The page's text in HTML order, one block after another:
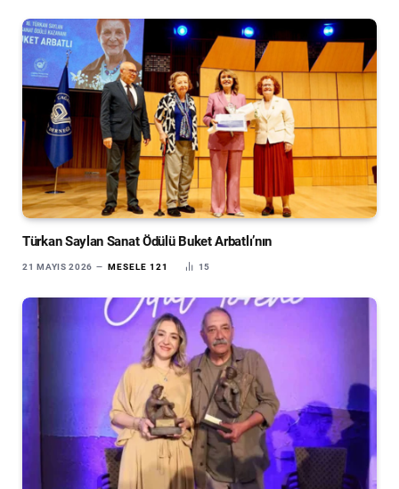
Türkan Saylan Sanat Ödülü Buket Arbatlı’nın
21 MAYIS 2026 MESELE 121 15